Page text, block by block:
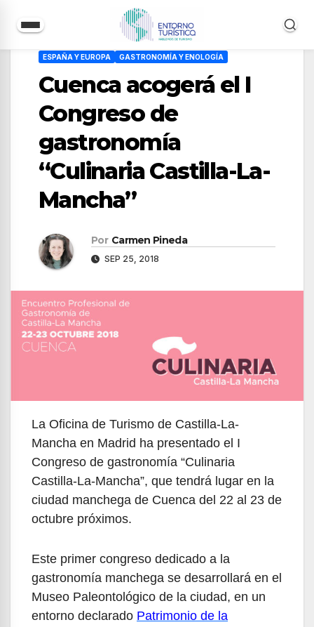
contenido
ESPAÑA Y EUROPA GASTRONOMÍA Y ENOLOGÍA
Cuenca acogerá el I
Congreso de
gastronomía
“Culinaria Castilla-La-
Mancha”
Por Carmen Pineda
SEP 25, 2018
La Oficina de Turismo de Castilla-La-
Mancha en Madrid ha presentado el I
Congreso de gastronomía “Culinaria
Castilla-La-Mancha”, que tendrá lugar en la
ciudad manchega de Cuenca del 22 al 23 de
octubre próximos.
Este primer congreso dedicado a la
gastronomía manchega se desarrollará en el
Museo Paleontológico de la ciudad, en un
entorno declarado Patrimonio de la